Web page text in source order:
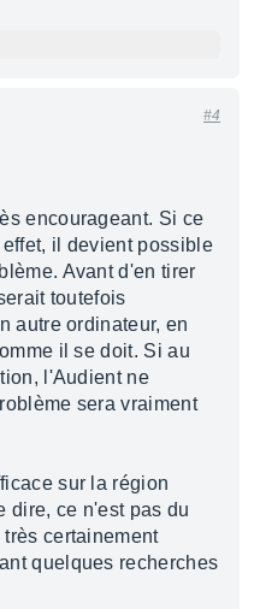
#4
encourageant. Si ce
il devient possible
Avant d'en tirer
toutefois
autre ordinateur, en
il se doit. Si au
l'Audient ne
sera vraiment
sur la région
dire, ce n'est pas du
certainement
quelques recherches